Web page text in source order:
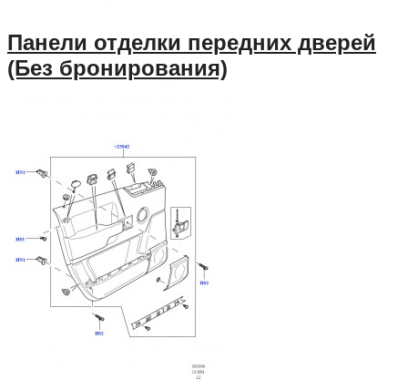
Панели отделки передних дверей
(Без бронирования)